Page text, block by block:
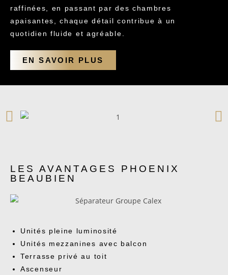
raffinées, en passant par des chambres
apaisantes, chaque détail contribue à un
quotidien fluide et agréable.
EN SAVOIR PLUS
LES AVANTAGES PHOENIX
BEAUBIEN
Unités pleine luminosité
Unités mezzanines avec balcon
Terrasse privé au toit
Ascenseur